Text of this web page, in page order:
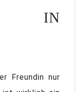
IN
Freundin nur